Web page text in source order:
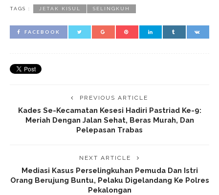
TAGS : JETAK KISUL SELINGKUH
FACEBOOK
PREVIOUS ARTICLE
Kades Se-Kecamatan Kesesi Hadiri Pastriad Ke-9:
Meriah Dengan Jalan Sehat, Beras Murah, Dan
Pelepasan Trabas
NEXT ARTICLE
Mediasi Kasus Perselingkuhan Pemuda Dan Istri
Orang Berujung Buntu, Pelaku Digelandang Ke Polres
Pekalongan